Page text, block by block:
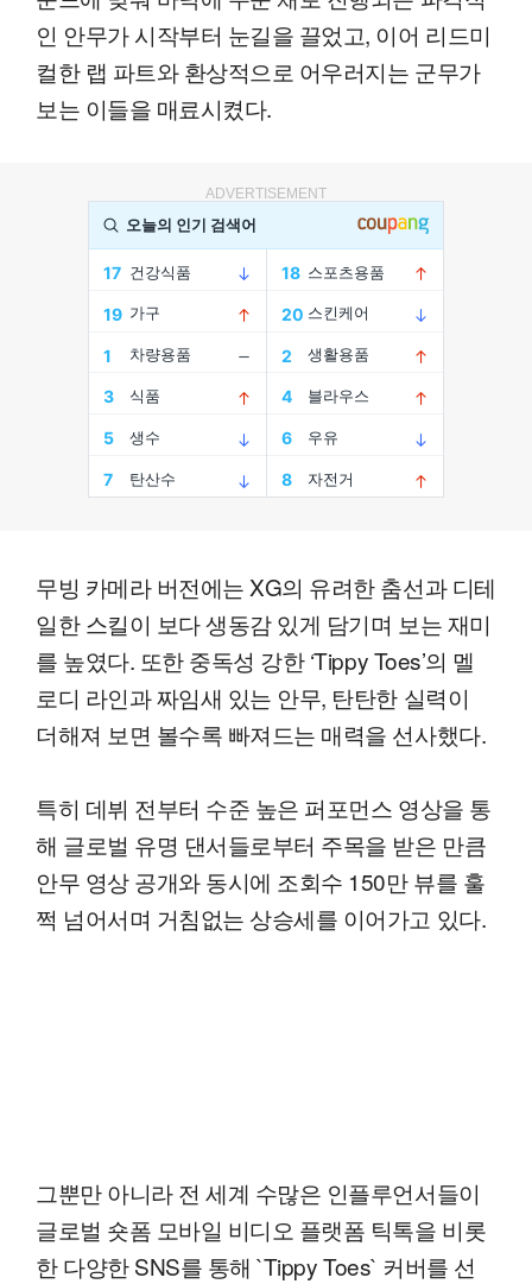
인 안무가 시작부터 눈길을 끌었고, 이어 리드미
컬한 랩 파트와 환상적으로 어우러지는 군무가
보는 이들을 매료시켰다.
ADVERTISEMENT
무빙 카메라 버전에는 XG의 유려한 춤선과 디테
일한 스킬이 보다 생동감 있게 담기며 보는 재미
를 높였다. 또한 중독성 강한 ‘Tippy Toes’의 멜
로디 라인과 짜임새 있는 안무, 탄탄한 실력이
더해져 보면 볼수록 빠져드는 매력을 선사했다.
특히 데뷔 전부터 수준 높은 퍼포먼스 영상을 통
해 글로벌 유명 댄서들로부터 주목을 받은 만큼
안무 영상 공개와 동시에 조회수 150만 뷰를 훌
쩍 넘어서며 거침없는 상승세를 이어가고 있다.
그뿐만 아니라 전 세계 수많은 인플루언서들이
글로벌 숏폼 모바일 비디오 플랫폼 틱톡을 비롯
한 다양한 SNS를 통해 `Tippy Toes` 커버를 선